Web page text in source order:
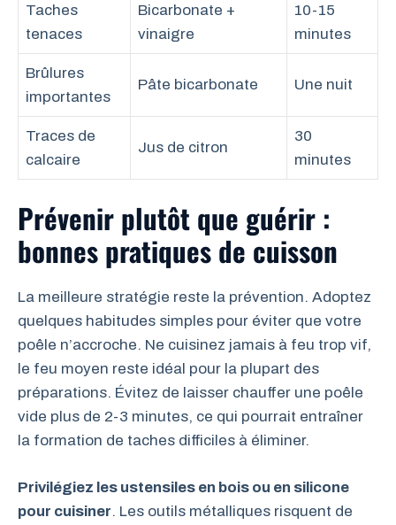
Taches
tenaces
Bicarbonate +
vinaigre
10-15
minutes
Brûlures
importantes
Pâte bicarbonate Une nuit
Traces de
calcaire
Jus de citron
30
minutes
Prévenir plutôt que guérir :
bonnes pratiques de cuisson
La meilleure stratégie reste la prévention. Adoptez
quelques habitudes simples pour éviter que votre
poêle n’accroche. Ne cuisinez jamais à feu trop vif,
le feu moyen reste idéal pour la plupart des
préparations. Évitez de laisser chauffer une poêle
vide plus de 2-3 minutes, ce qui pourrait entraîner
la formation de taches difficiles à éliminer.
Privilégiez les ustensiles en bois ou en silicone
pour cuisiner. Les outils métalliques risquent de